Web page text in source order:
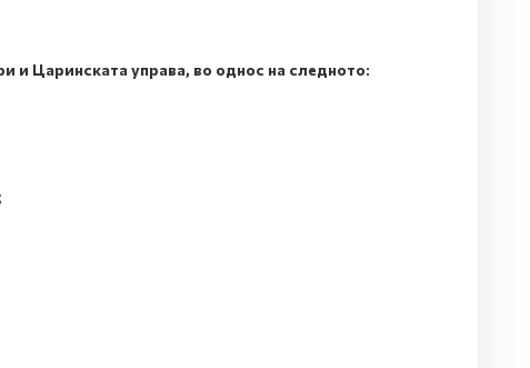
и Царинската управа, во однос на следното: